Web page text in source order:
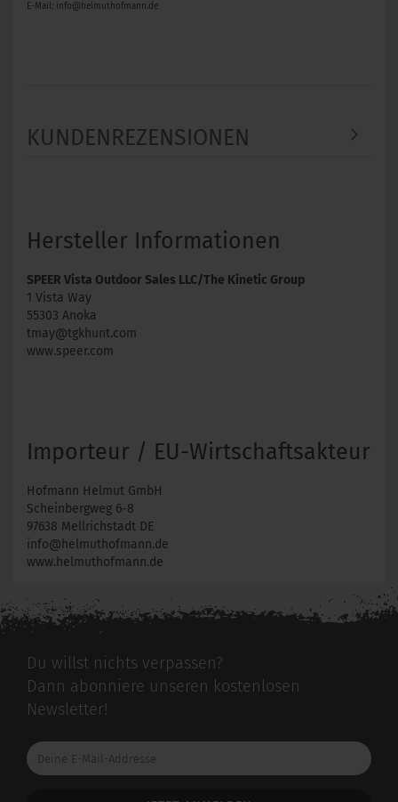
E-Mail: info@helmuthofmann.de
KUNDENREZENSIONEN
Hersteller Informationen
SPEER Vista Outdoor Sales LLC/The Kinetic Group
1 Vista Way
55303 Anoka
tmay@tgkhunt.com
www.speer.com
Importeur / EU-Wirtschaftsakteur
Hofmann Helmut GmbH
Scheinbergweg 6-8
97638 Mellrichstadt DE
info@helmuthofmann.de
www.helmuthofmann.de
Du willst nichts verpassen?
Dann abonniere unseren kostenlosen
Newsletter!
Deine
E-